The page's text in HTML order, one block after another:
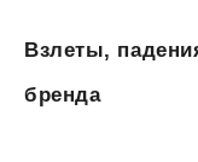
Взлеты,
бренда